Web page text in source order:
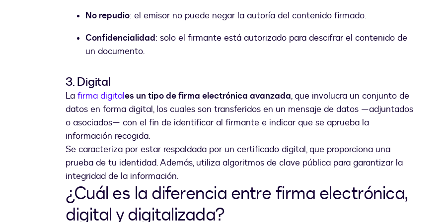
No repudio: el emisor no puede negar la autoría del contenido firmado.
Confidencialidad: solo el firmante está autorizado para descifrar el contenido de
un documento.
3. Digital
La firma digitales un tipo de firma electrónica avanzada, que involucra un conjunto de
datos en forma digital, los cuales son transferidos en un mensaje de datos —adjuntados
o asociados— con el fin de identificar al firmante e indicar que se aprueba la
información recogida.
Se caracteriza por estar respaldada por un certificado digital, que proporciona una
prueba de tu identidad. Además, utiliza algoritmos de clave pública para garantizar la
integridad de la información.
¿Cuál es la diferencia entre firma electrónica,
digital y digitalizada?